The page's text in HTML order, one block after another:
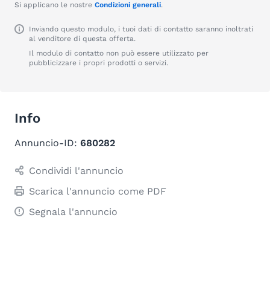
Si applicano le nostre Condizioni generali.
Inviando questo modulo, i tuoi dati di contatto saranno inoltrati
al venditore di questa offerta.
Il modulo di contatto non può essere utilizzato per
pubblicizzare i propri prodotti o servizi.
Info
Annuncio-ID: 680282
Condividi l'annuncio
Scarica l'annuncio come PDF
Segnala l'annuncio